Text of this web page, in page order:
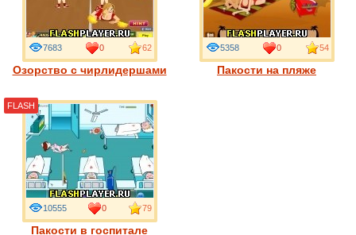
Озорство с чирлидершами
7683 0 62
Пакости на пляже
5358 0 54
Пакости в госпитале
10555 0 79
FLASH